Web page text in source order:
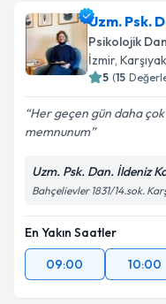
Uzm. Psk.
Psikolojik
İzmir,
5 (15
Her geçen gün daha
memnunum
Uzm. Psk. Dan. İldeniz
Bahçelievler 1831/14.sok.
En Yakın Saatler
09:00
10:00